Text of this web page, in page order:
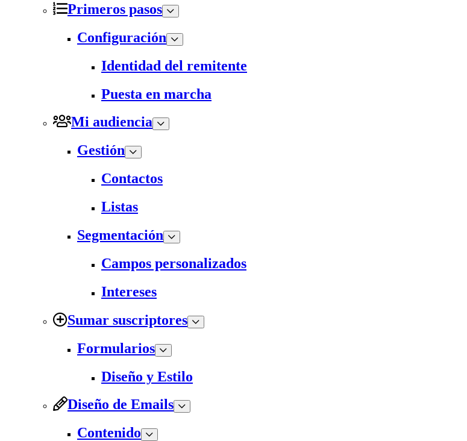
Primeros pasos
Configuración
Identidad del remitente
Puesta en marcha
Mi audiencia
Gestión
Contactos
Listas
Segmentación
Campos personalizados
Intereses
Sumar suscriptores
Formularios
Diseño y Estilo
Diseño de Emails
Contenido